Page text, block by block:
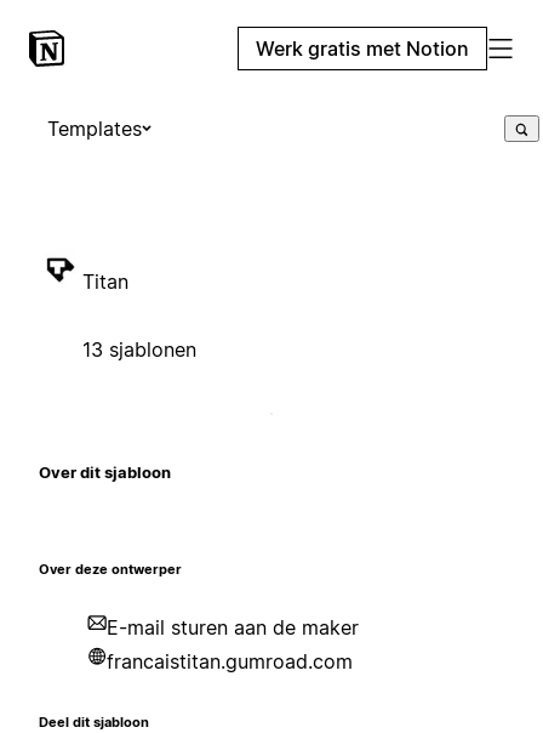
Werk gratis met Notion
Templates
Titan
13 sjablonen
Over dit sjabloon
Over deze ontwerper
E-mail sturen aan de maker
francaistitan.gumroad.com
Deel dit sjabloon